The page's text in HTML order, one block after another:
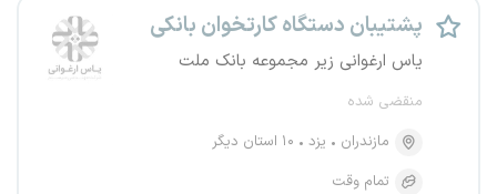
پشتیبان دستگاه کارتخوان بانکی
یاس ارغوانی زیر مجموعه بانک ملت
منقضی شده
مازندران
یزد
۱۰ استان دیگر
تمام وقت